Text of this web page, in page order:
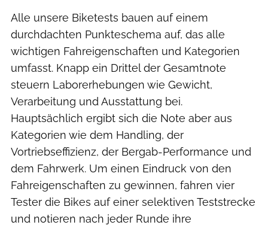
Alle unsere Biketests bauen auf einem
durchdachten Punkteschema auf, das alle
wichtigen Fahreigenschaften und Kategorien
umfasst. Knapp ein Drittel der Gesamtnote
steuern Laborerhebungen wie Gewicht,
Verarbeitung und Ausstattung bei.
Hauptsächlich ergibt sich die Note aber aus
Kategorien wie dem Handling, der
Vortriebseffizienz, der Bergab-Performance und
dem Fahrwerk. Um einen Eindruck von den
Fahreigenschaften zu gewinnen, fahren vier
Tester die Bikes auf einer selektiven Teststrecke
und notieren nach jeder Runde ihre